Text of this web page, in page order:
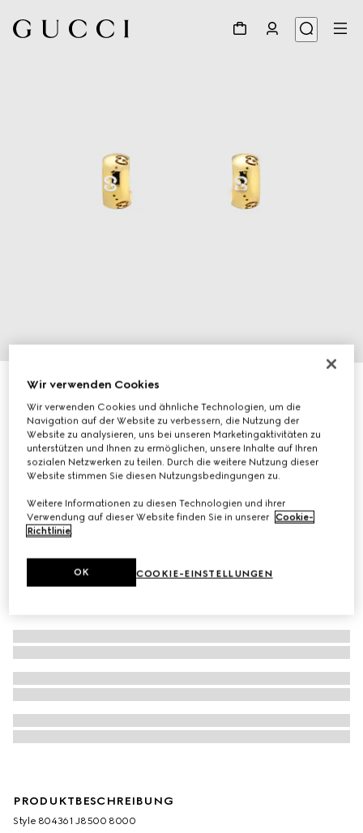
Icon GG Creolen 18 Karat
€ 2.400
Varianten18-karätiges Gelbgold
PRODUKTBESCHREIBUNG
Style ‎804361 J8500 8000
Wir verwenden Cookies
Wir verwenden Cookies und ähnliche Technologien, um die
Navigation auf der Website zu verbessern, die Nutzung der
Website zu analysieren, uns bei unseren Marketingaktivitäten zu
unterstützen und Ihnen zu ermöglichen, unsere Inhalte auf Ihren
sozialen Netzwerken zu teilen. Durch die weitere Nutzung dieser
Website stimmen Sie diesen Nutzungsbedingungen zu.
Weitere Informationen zu diesen Technologien und ihrer
Verwendung auf dieser Website finden Sie in unserer Cookie-
Richtlinie.
COOKIE-EINSTELLUNGEN
OK